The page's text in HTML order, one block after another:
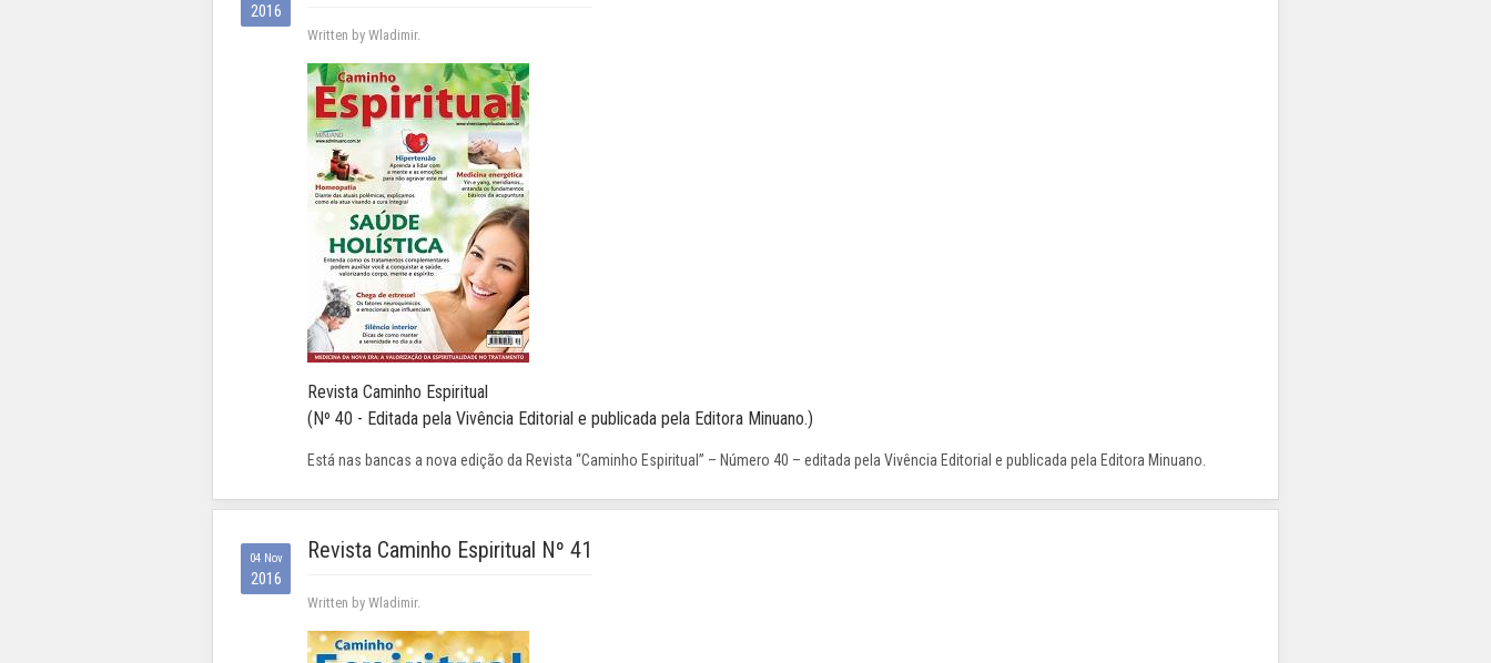
2016
Written by Wladimir.
Revista Caminho Espiritual
(Nº 40 - Editada pela Vivência Editorial e publicada pela Editora Minuano.)
Está nas bancas a nova edição da Revista “Caminho Espiritual” – Número 40 – editada pela Vivência Editorial e publicada pela Editora Minuano.
04 Nov
2016
Revista Caminho Espiritual Nº 41
Written by Wladimir.